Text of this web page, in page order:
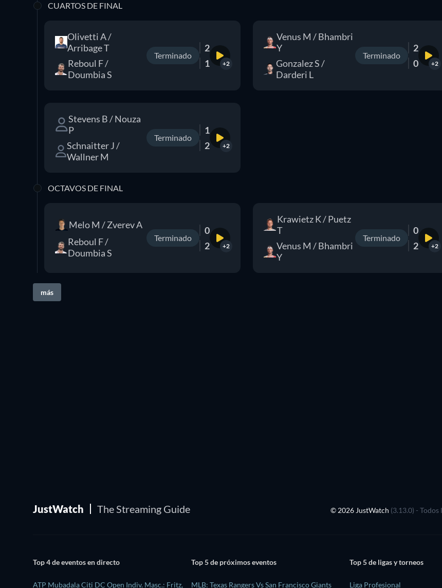
CUARTOS DE FINAL
Olivetti A /
Arribage T
Reboul F /
Doumbia S
Terminado
2
1
+2
Venus M / Bhambri
Y
Gonzalez S /
Darderi L
Terminado
2
0
+2
Stevens B / Nouza
P
Schnaitter J /
Wallner M
Terminado
1
2
+2
OCTAVOS DE FINAL
Melo M / Zverev A
Reboul F /
Doumbia S
Terminado
0
2
+2
Krawietz K / Puetz
T
Venus M / Bhambri
Y
Terminado
0
2
+2
más
JustWatch The Streaming Guide © 2026 JustWatch (3.13.0) -
Top 4 de eventos en directo
ATP Mubadala Citi DC Open Indiv. Masc.: Fritz,
Top 5 de próximos eventos
MLB: Texas Rangers Vs San Francisco Giants
Top 5 de ligas y torneos
Liga Profesional